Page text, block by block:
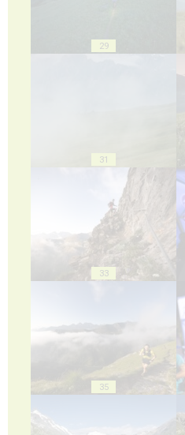
29
31
33
35